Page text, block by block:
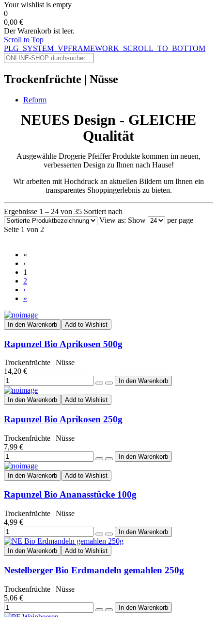
Your wishlist is empty
0
0,00 €
Der Warenkorb ist leer.
Scroll to Top
PLG_SYSTEM_VPFRAMEWORK_SCROLL_TO_BOTTOM
Trockenfrüchte | Nüsse
Reform
NEUES Design - GLEICHE
Qualität
Ausgewählte Drogerie Pfeiffer Produkte kommen im neuen,
verbesserten Design zu Ihnen nach Hause!
Wir arbeiten mit Hochdruck an aktuellen Bildern um Ihnen ein
transparentes Shoppingerlebnis zu bieten.
Ergebnisse 1 – 24 von 35 Sortiert nach
View as: Show
per page
Seite 1 von 2
«
‹
1
2
›
»
In den Warenkorb Add to Wishlist
Rapunzel Bio Aprikosen 500g
Trockenfrüchte | Nüsse
14,20 €
In den Warenkorb Add to Wishlist
Rapunzel Bio Aprikosen 250g
Trockenfrüchte | Nüsse
7,99 €
In den Warenkorb Add to Wishlist
Rapunzel Bio Ananasstücke 100g
Trockenfrüchte | Nüsse
4,99 €
In den Warenkorb Add to Wishlist
Nestelberger Bio Erdmandeln gemahlen 250g
Trockenfrüchte | Nüsse
5,06 €